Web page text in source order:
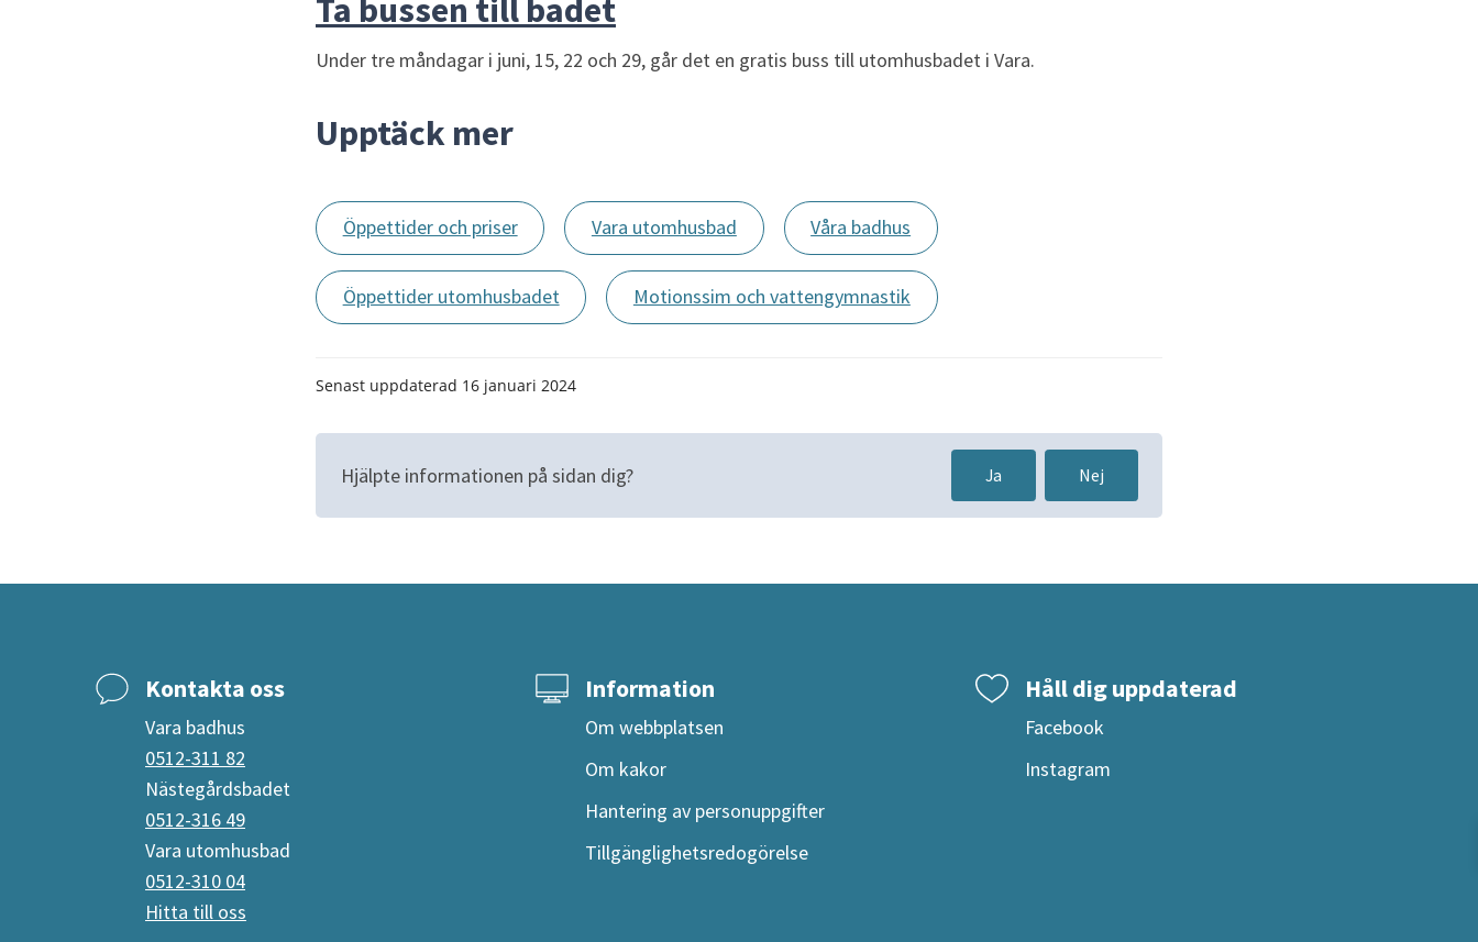
Ta bussen till badet
Under tre måndagar i juni, 15, 22 och 29, går det en gratis buss till utomhusbadet i Vara.
Upptäck mer
Öppettider och priser Vara utomhusbad Våra badhus
Öppettider utomhusbadet Motionssim och vattengymnastik
Senast uppdaterad 16 januari 2024
Hjälpte informationen på sidan dig? Ja Nej
Kontakta oss
Vara badhus
0512-311 82
Nästegårdsbadet
0512-316 49
Vara utomhusbad
0512-310 04
Hitta till oss
Information
Om webbplatsen
Om kakor
Hantering av personuppgifter
Tillgänglighetsredogörelse
Håll dig uppdaterad
Facebook
Instagram